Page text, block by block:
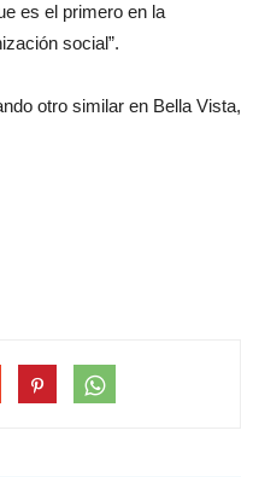
es el primero en la
social”.
otro similar en Bella Vista,